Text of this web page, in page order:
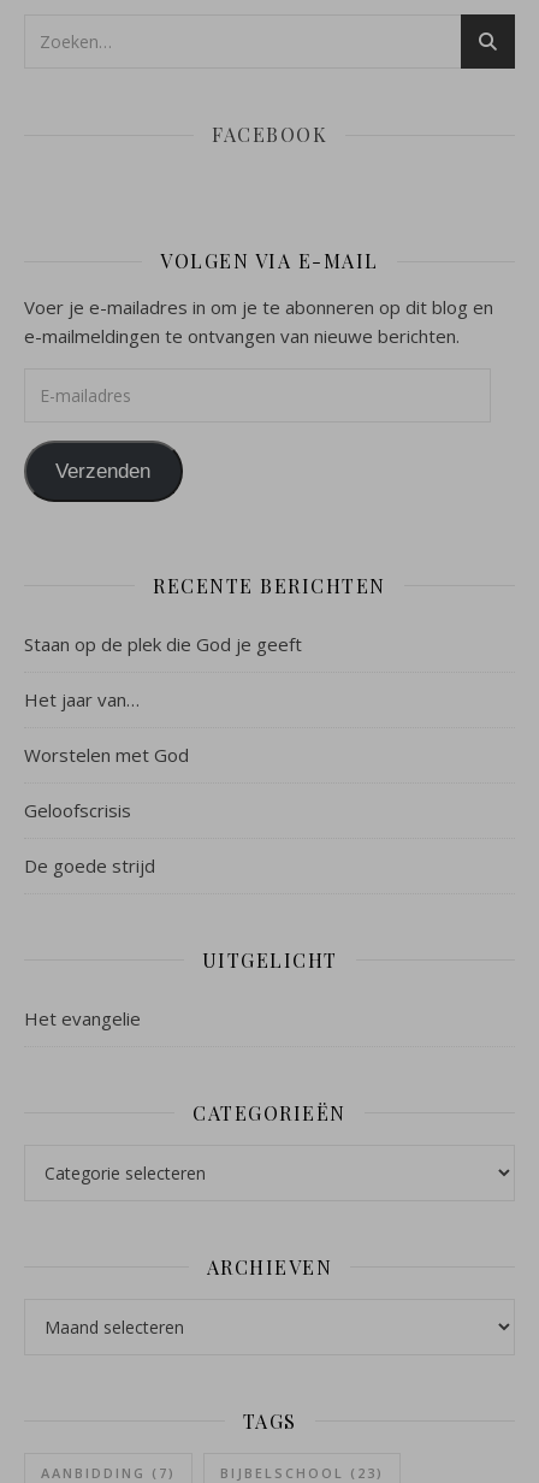
FACEBOOK
VOLGEN VIA E-MAIL
Voer je e-mailadres in om je te abonneren op dit blog en
e-mailmeldingen te ontvangen van nieuwe berichten.
Verzenden
RECENTE BERICHTEN
Staan op de plek die God je geeft
Het jaar van…
Worstelen met God
Geloofscrisis
De goede strijd
UITGELICHT
Het evangelie
CATEGORIEËN
ARCHIEVEN
TAGS
AANBIDDING (7) BIJBELSCHOOL (23)